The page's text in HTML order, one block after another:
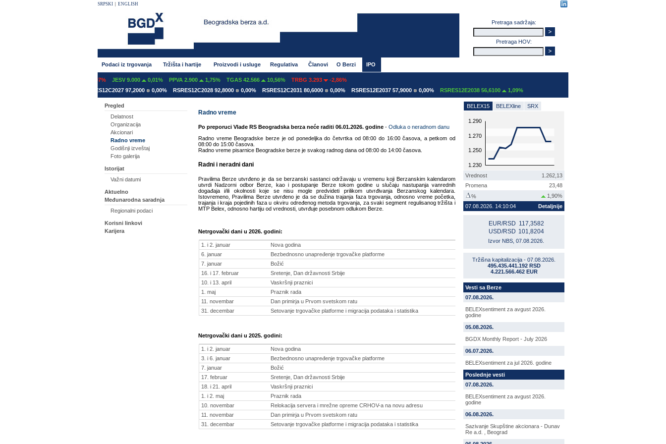
SRPSKI ENGLISH
Pretraga sadržaja:
Pretraga HOV:
Podaci iz trgovanja Tržišta i hartije Proizvodi i usluge Regulativa Članovi O Berzi IPO
-0,07% JESV 9.000 0,01% PPVA 2.900 1,75% TGAS 42.566 10,56% TRBG 3.293
-2,86%
RSRES12C2027 97,2000 0,00% RSRES12C2028 92,8000 0,00% RSRES12C2031 80,6000 0,00% RSRES12E2037 57,9000 0,00% RSRES12E2038 56,6100 1,09%
Pregled
Delatnost
Organizacija
Akcionari
Radno vreme
Godišnji izveštaj
Foto galerija
Istorijat
Važni datumi
Aktuelno
Međunarodna saradnja
Regionalni podaci
Korisni linkovi
Karijera
Radno vreme
Po preporuci Vlade RS Beogradska berza neće raditi 06.01.2026. godine - Odluka o neradnom danu
Radno vreme Beogradske berze je od ponedeljka do četvrtka od 08:00 do 16:00 časova, a petkom od
08:00 do 15:00 časova.
Radno vreme pisarnice Beogradske berze je svakog radnog dana od 08:00 do 14:00 časova.
Radni i neradni dani
Pravilima Berze utvrđeno je da se berzanski sastanci održavaju u vremenu koji Berzanskim kalendarom
utvrdi Nadzorni odbor Berze, kao i postupanje Berze tokom godine u slučaju nastupanja vanrednih
događaja i/ili okolnosti koje se nisu mogle predvideti prilikom utvrđivanja Berzanskog kalendara.
Istovremeno, Pravilima Berze utvrđeno je da se dužina trajanja faza trgovanja, odnosno vreme početka,
trajanja i kraja pojedinih faza u okviru određenog metoda trgovanja, za svaki segment regulisanog tržišta i
MTP Belex, odnosno hartiju od vrednosti, utvrđuje posebnom odlukom Berze.
Netrgovački dani u 2026. godini:
1. i 2. januar
Nova godina
6. januar
Bezbednosno unapređenje trgovačke platforme
7. januar
Božić
16. i 17. februar
Sretenje, Dan državnosti Srbije
10. i 13. april
Vaskršnji praznici
1. maj
Praznik rada
11. novembar
Dan primirja u Prvom svetskom ratu
31. decembar
Setovanje trgovačke platforme i migracija podataka i statistika
Netrgovački dani u 2025. godini:
1. i 2. januar
Nova godina
3. i 6. januar
Bezbednosno unapređenje trgovačke platforme
7. januar
Božić
17. februar
Sretenje, Dan državnosti Srbije
18. i 21. april
Vaskršnji praznici
1. i 2. maj
Praznik rada
10. novembar
Relokacija servera i mrežne opreme CRHOV-a na novu adresu
11. novembar
Dan primirja u Prvom svetskom ratu
31. decembar
Setovanje trgovačke platforme i migracija podataka i statistika
BELEX15 BELEXline SRX
1.230
1.250
1.270
1.290
Vrednost
1.262,13
Promena
23,48
%
1,90%
07.08.2026. 14:10:04
Detaljnije
EUR/RSD 117,3582
USD/RSD 101,8204
Izvor NBS, 07.08.2026.
Tržišna kapitalizacija - 07.08.2026.
495.435.441.192 RSD
4.221.566.462 EUR
Vesti sa Berze
07.08.2026.
BELEXsentiment za avgust 2026.
godine
05.08.2026.
BGDX Monthly Report - July 2026
06.07.2026.
BELEXsentiment za jul 2026. godine
Poslednje vesti
07.08.2026.
BELEXsentiment za avgust 2026.
godine
06.08.2026.
Sazivanje Skupštine akcionara - Dunav
Re a.d. , Beograd